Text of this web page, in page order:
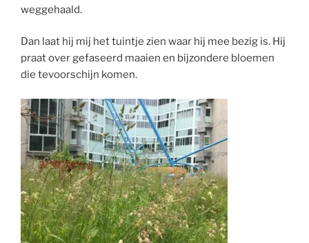
weggehaald.
Dan laat hij mij het tuintje zien waar hij mee bezig is. Hij
praat over gefaseerd maaien en bijzondere bloemen
die tevoorschijn komen.